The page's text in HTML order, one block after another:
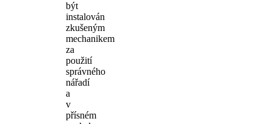
být
instalován
zkušeným
mechanikem
za
použití
správného
nářadí
a
v
přísném